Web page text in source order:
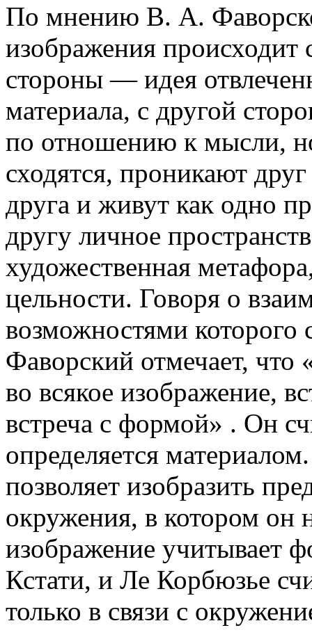
По мнению В. А.
изображения происходит
стороны — идея
материала, с другой
по отношению к мысли,
сходятся, проникают
друга и живут как одно
другу личное
художественная
цельности. Говоря о
возможностями которого
Фаворский отмечает, что
во всякое изображение,
встреча с формой» . Он
определяется
позволяет изобразить
окружения, в котором он
изображение учитывает
Кстати, и Ле Корбюзье
только в связи с